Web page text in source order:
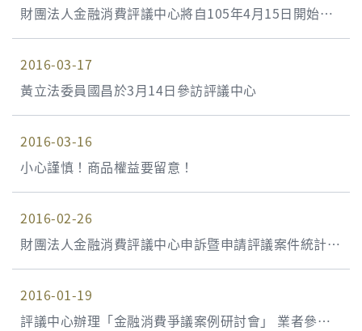
財團法人金融消費評議中心將自105年4月15日開始受
理銀行辦理複雜性高風險衍生性金融商品交易所生爭議
事件之調處
2016-03-17
黃立法委員國昌於3月14日參訪評議中心
2016-03-16
小心謹慎！商品權益要留意！
2016-02-26
財團法人金融消費評議中心申訴暨申請評議案件統計資
料 104年第4季(104年10月1日至104年12月31日)
2016-01-19
評議中心辦理「金融消費爭議案例研討會」 業者參與